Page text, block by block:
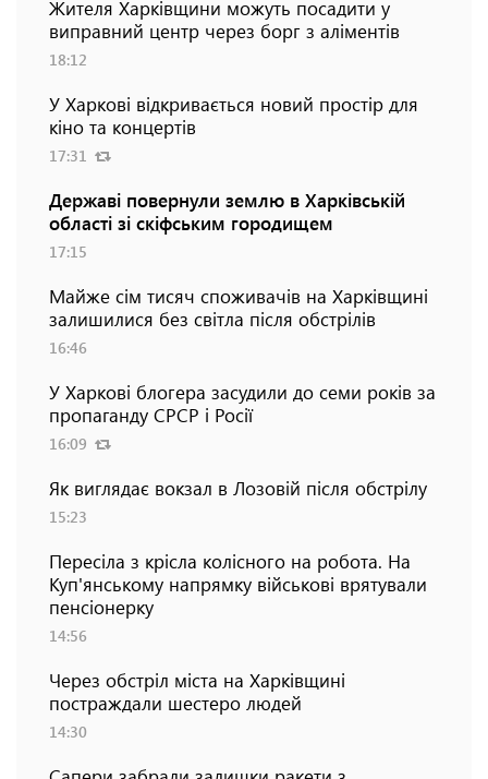
Жителя Харківщини можуть посадити у
виправний центр через борг з аліментів
18:12
У Харкові відкривається новий простір для
кіно та концертів
17:31
Державі повернули землю в Харківській
області зі скіфським городищем
17:15
Майже сім тисяч споживачів на Харківщині
залишилися без світла після обстрілів
16:46
У Харкові блогера засудили до семи років за
пропаганду СРСР і Росії
16:09
Як виглядає вокзал в Лозовій після обстрілу
15:23
Пересіла з крісла колісного на робота. На
Куп'янському напрямку військові врятували
пенсіонерку
14:56
Через обстріл міста на Харківщині
постраждали шестеро людей
14:30